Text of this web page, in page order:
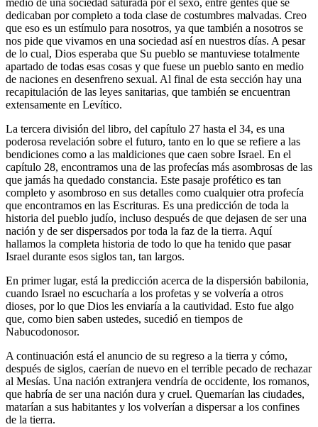
medio de una sociedad saturada por el sexo, entre gentes que se
dedicaban por completo a toda clase de costumbres malvadas. Creo
que eso es un estímulo para nosotros, ya que también a nosotros se
nos pide que vivamos en una sociedad así en nuestros días. A pesar
de lo cual, Dios esperaba que Su pueblo se mantuviese totalmente
apartado de todas esas cosas y que fuese un pueblo santo en medio
de naciones en desenfreno sexual. Al final de esta sección hay una
recapitulación de las leyes sanitarias, que también se encuentran
extensamente en Levítico.
La tercera división del libro, del capítulo 27 hasta el 34, es una
poderosa revelación sobre el futuro, tanto en lo que se refiere a las
bendiciones como a las maldiciones que caen sobre Israel. En el
capítulo 28, encontramos una de las profecías más asombrosas de las
que jamás ha quedado constancia. Este pasaje profético es tan
completo y asombroso en sus detalles como cualquier otra profecía
que encontramos en las Escrituras. Es una predicción de toda la
historia del pueblo judío, incluso después de que dejasen de ser una
nación y de ser dispersados por toda la faz de la tierra. Aquí
hallamos la completa historia de todo lo que ha tenido que pasar
Israel durante esos siglos tan, tan largos.
En primer lugar, está la predicción acerca de la dispersión babilonia,
cuando Israel no escucharía a los profetas y se volvería a otros
dioses, por lo que Dios les enviaría a la cautividad. Esto fue algo
que, como bien saben ustedes, sucedió en tiempos de
Nabucodonosor.
A continuación está el anuncio de su regreso a la tierra y cómo,
después de siglos, caerían de nuevo en el terrible pecado de rechazar
al Mesías. Una nación extranjera vendría de occidente, los romanos,
que habría de ser una nación dura y cruel. Quemarían las ciudades,
matarían a sus habitantes y los volverían a dispersar a los confines
de la tierra.